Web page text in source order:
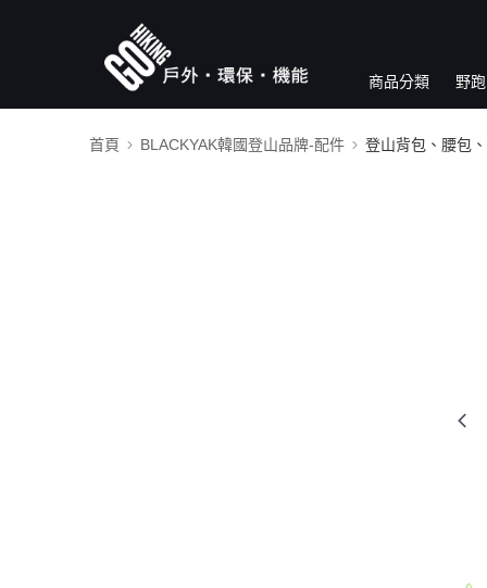
商品分類 野
首頁 BLACKYAK韓國登山品牌-配件 登山背包、腰包